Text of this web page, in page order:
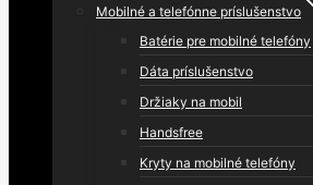
Mobilné a telefónne príslušenstvo
Batérie pre mobilné telefóny
Dáta príslušenstvo
Držiaky na mobil
Handsfree
Kryty na mobilné telefóny